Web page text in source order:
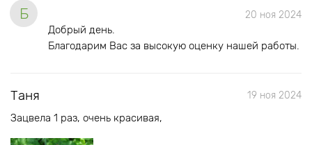
Б 20 ноя 2024
Добрый день.
Благодарим Вас за высокую оценку нашей работы.
Таня 19 ноя 2024
Зацвела 1 раз, очень красивая,